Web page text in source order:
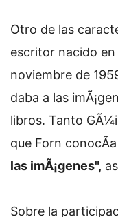
Otro de las
escritor nacido en
noviembre de
daba a las
libros. Tanto
que Forn
las imÃ¡genes",
Sobre la